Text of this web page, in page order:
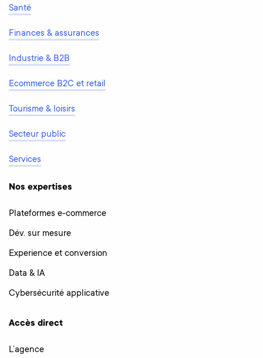
Santé
Finances & assurances
Industrie & B2B
Ecommerce B2C et retail
Tourisme & loisirs
Secteur public
Services
Nos expertises
Plateformes e-commerce
Dév. sur mesure
Experience et conversion
Data & IA
Cybersécurité applicative
Accès direct
L’agence